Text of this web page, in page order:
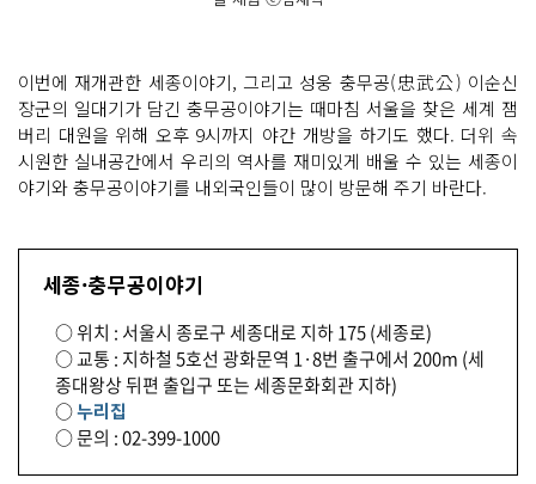
이번에 재개관한 세종이야기, 그리고 성웅 충무공(忠武公) 이순신
장군의 일대기가 담긴 충무공이야기는 때마침 서울을 찾은 세계 잼
버리 대원을 위해 오후 9시까지 야간 개방을 하기도 했다. 더위 속
시원한 실내공간에서 우리의 역사를 재미있게 배울 수 있는 세종이
야기와 충무공이야기를 내외국인들이 많이 방문해 주기 바란다.
세종·충무공이야기
○ 위치 : 서울시 종로구 세종대로 지하 175 (세종로)
○ 교통 : 지하철 5호선 광화문역 1·8번 출구에서 200m (세
종대왕상 뒤편 출입구 또는 세종문화회관 지하)
○누리집
○ 문의 : 02-399-1000